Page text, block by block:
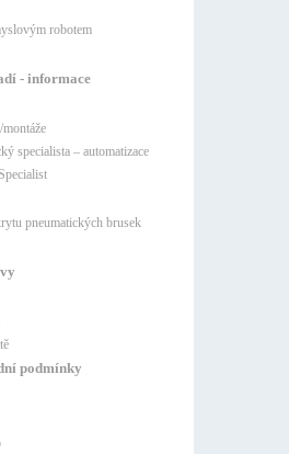
robotem
- informace
specialista – automatizace
pneumatických brusek
podmínky